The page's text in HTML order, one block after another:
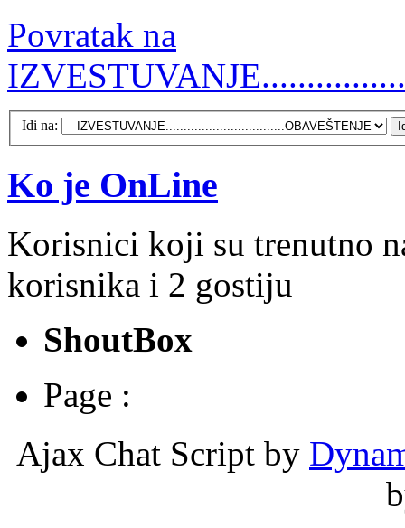
Povratak na
Idi na:
Ko je OnLine
Korisnici koji su trenutno
korisnika i 2 gostiju
ShoutBox
Page :
Ajax Chat Script by